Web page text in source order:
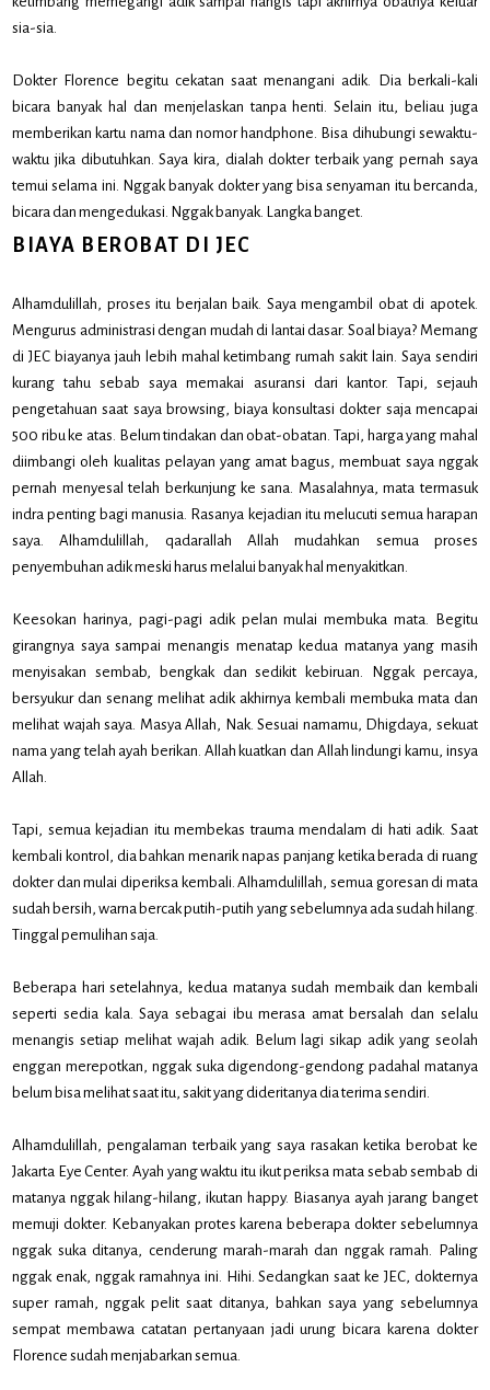
sia-sia.
Dokter Florence begitu cekatan saat menangani adik. Dia berkali-kali
bicara banyak hal dan menjelaskan tanpa henti. Selain itu, beliau juga
memberikan kartu nama dan nomor handphone. Bisa dihubungi sewaktu-
waktu jika dibutuhkan. Saya kira, dialah dokter terbaik yang pernah saya
temui selama ini. Nggak banyak dokter yang bisa senyaman itu bercanda,
bicara dan mengedukasi. Nggak banyak. Langka banget.
BIAYA BEROBAT DI JEC
Alhamdulillah, proses itu berjalan baik. Saya mengambil obat di apotek.
Mengurus administrasi dengan mudah di lantai dasar. Soal biaya? Memang
di JEC biayanya jauh lebih mahal ketimbang rumah sakit lain. Saya sendiri
kurang tahu sebab saya memakai asuransi dari kantor. Tapi, sejauh
pengetahuan saat saya browsing, biaya konsultasi dokter saja mencapai
500 ribu ke atas. Belum tindakan dan obat-obatan. Tapi, harga yang mahal
diimbangi oleh kualitas pelayan yang amat bagus, membuat saya nggak
pernah menyesal telah berkunjung ke sana. Masalahnya, mata termasuk
indra penting bagi manusia. Rasanya kejadian itu melucuti semua harapan
saya. Alhamdulillah, qadarallah Allah mudahkan semua proses
penyembuhan adik meski harus melalui banyak hal menyakitkan.
Keesokan harinya, pagi-pagi adik pelan mulai membuka mata. Begitu
girangnya saya sampai menangis menatap kedua matanya yang masih
menyisakan sembab, bengkak dan sedikit kebiruan. Nggak percaya,
bersyukur dan senang melihat adik akhirnya kembali membuka mata dan
melihat wajah saya. Masya Allah, Nak. Sesuai namamu, Dhigdaya, sekuat
nama yang telah ayah berikan. Allah kuatkan dan Allah lindungi kamu, insya
Allah.
Tapi, semua kejadian itu membekas trauma mendalam di hati adik. Saat
kembali kontrol, dia bahkan menarik napas panjang ketika berada di ruang
dokter dan mulai diperiksa kembali. Alhamdulillah, semua goresan di mata
sudah bersih, warna bercak putih-putih yang sebelumnya ada sudah hilang.
Tinggal pemulihan saja.
Beberapa hari setelahnya, kedua matanya sudah membaik dan kembali
seperti sedia kala. Saya sebagai ibu merasa amat bersalah dan selalu
menangis setiap melihat wajah adik. Belum lagi sikap adik yang seolah
enggan merepotkan, nggak suka digendong-gendong padahal matanya
belum bisa melihat saat itu, sakit yang dideritanya dia terima sendiri.
Alhamdulillah, pengalaman terbaik yang saya rasakan ketika berobat ke
Jakarta Eye Center. Ayah yang waktu itu ikut periksa mata sebab sembab di
matanya nggak hilang-hilang, ikutan happy. Biasanya ayah jarang banget
memuji dokter. Kebanyakan protes karena beberapa dokter sebelumnya
nggak suka ditanya, cenderung marah-marah dan nggak ramah. Paling
nggak enak, nggak ramahnya ini. Hihi. Sedangkan saat ke JEC, dokternya
super ramah, nggak pelit saat ditanya, bahkan saya yang sebelumnya
sempat membawa catatan pertanyaan jadi urung bicara karena dokter
Florence sudah menjabarkan semua.